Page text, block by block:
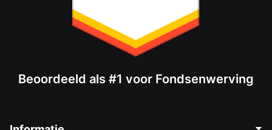
Beoordeeld als #1 voor Fondsenwerving